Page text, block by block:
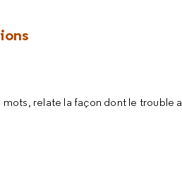
relate la façon dont le trouble a